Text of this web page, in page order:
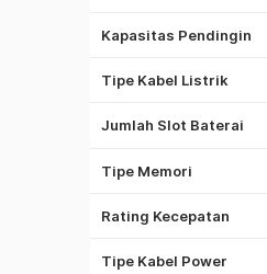
Kapasitas Pendingin
2 PK
Tipe Kabel Listrik
Kabel NYM
Jumlah Slot Baterai
2
8
Tipe Memori
DDR3
Rating Kecepatan
2133 Mhz
Tipe Kabel Power
Kabel Listrik
Kabel PSU Komputer
4GB